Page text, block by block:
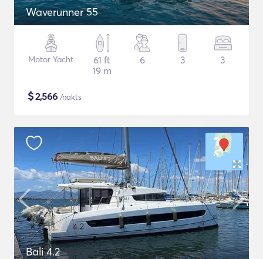
Waverunner 55
Motor Yacht
61 ft
19 m
6 3 3
$2,566 /nakts
Bali 4.2